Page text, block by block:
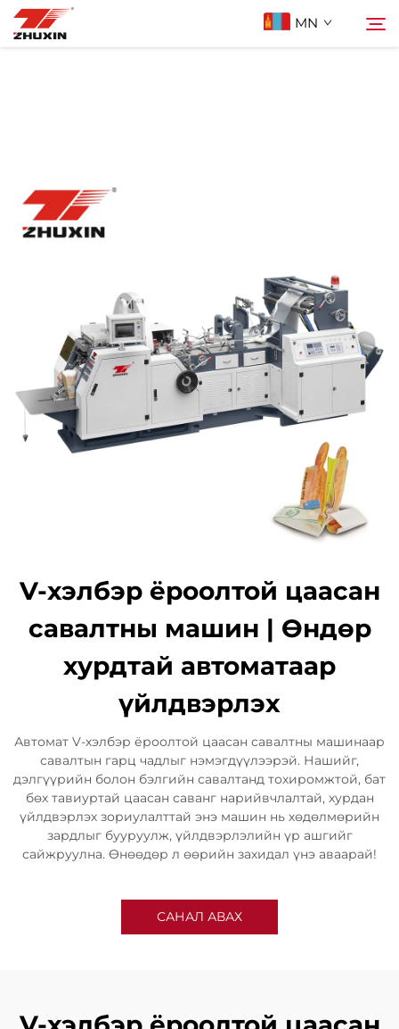
MN
Компани
Холбоо Барих
Түгээмэл асуулт
V-хэлбэр ёроолтой цаасан
савалтны машин | Өндөр
хурдтай автоматаар
үйлдвэрлэх
Автомат V-хэлбэр ёроолтой цаасан савалтны машинаар
савалтын гарц чадлыг нэмэгдүүлээрэй. Нашийг,
дэлгүүрийн болон бэлгийн савалтанд тохиромжтой, бат
бөх тавиуртай цаасан саванг нарийвчлалтай, хурдан
үйлдвэрлэх зориулалттай энэ машин нь хөдөлмөрийн
зардлыг бууруулж, үйлдвэрлэлийн үр ашгийг
сайжруулна. Өнөөдөр л өөрийн захидал үнэ аваарай!
САНАЛ АВАХ